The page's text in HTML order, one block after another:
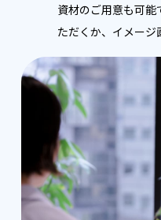
資材のご用意も可能
ただくか、イメージ